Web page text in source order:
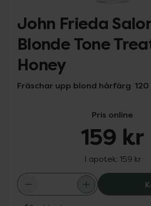
John Frieda
Blonde Tone
Honey
Fräschar upp blond hårfärg 120
Pris online
159 kr
I apotek: 159 kr